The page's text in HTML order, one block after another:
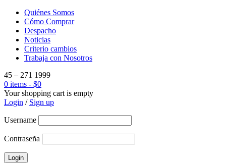
Quiénes Somos
Cómo Comprar
Despacho
Noticias
Criterio cambios
Trabaja con Nosotros
45 – 271 1999
0 items - $0
Your shopping cart is empty
Login / Sign up
Username
Contraseña